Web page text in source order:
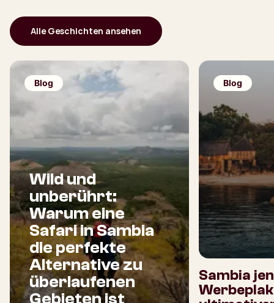
Alle Geschichten ansehen
Blog
Wild und
unberührt:
Warum eine
Safari in Sambia
die perfekte
Alternative zu
überlaufenen
Gebieten ist
Blog
Sambia